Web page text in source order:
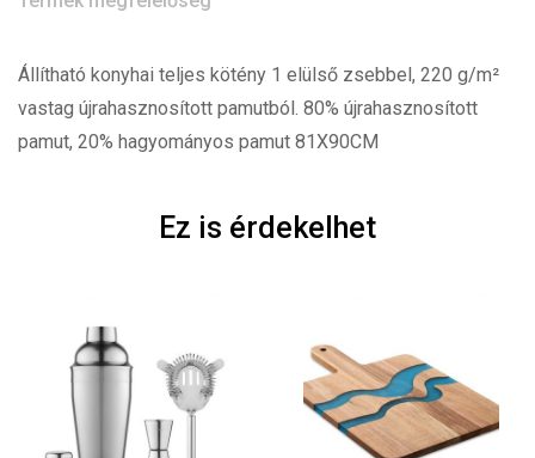
Állítható konyhai teljes kötény 1 elülső zsebbel, 220 g/m²
vastag újrahasznosított pamutból. 80% újrahasznosított
pamut, 20% hagyományos pamut 81X90CM
Ez is érdekelhet